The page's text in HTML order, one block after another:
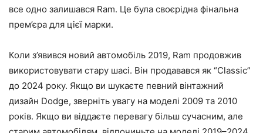
все одно залишався Ram. Це була своєрідна фінальна
прем’єра для цієї марки.
Коли з’явився новий автомобіль 2019, Ram продовжив
використовувати стару шасі. Він продавався як “Classic”
до 2024 року. Якщо ви шукаєте певний вінтажний
дизайн Dodge, зверніть увагу на моделі 2009 та 2010
років. Якщо ви віддаєте перевагу більш сучасним, але